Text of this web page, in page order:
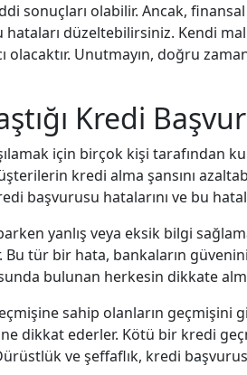
sonuçları olabilir. Ancak,
hataları düzeltebilirsiniz. Kendi
olacaktır. Unutmayın, doğru
Kredi
için birçok kişi tarafından
kredi alma şansını
başvurusu hatalarını ve bu
yanlış veya eksik bilgi
tür bir hata, bankaların
bulunan herkesin dikkate
sahip olanların geçmişini
dikkat ederler. Kötü bir kredi
ve şeffaflık, kredi